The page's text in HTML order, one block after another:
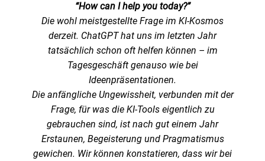
“How can I help you today?”
Die wohl meistgestellte Frage im KI-Kosmos
derzeit. ChatGPT hat uns im letzten Jahr
tatsächlich schon oft helfen können – im
Tagesgeschäft genauso wie bei
Ideenpräsentationen.
Die anfängliche Ungewissheit, verbunden mit der
Frage, für was die KI-Tools eigentlich zu
gebrauchen sind, ist nach gut einem Jahr
Erstaunen, Begeisterung und Pragmatismus
gewichen. Wir können konstatieren, dass wir bei